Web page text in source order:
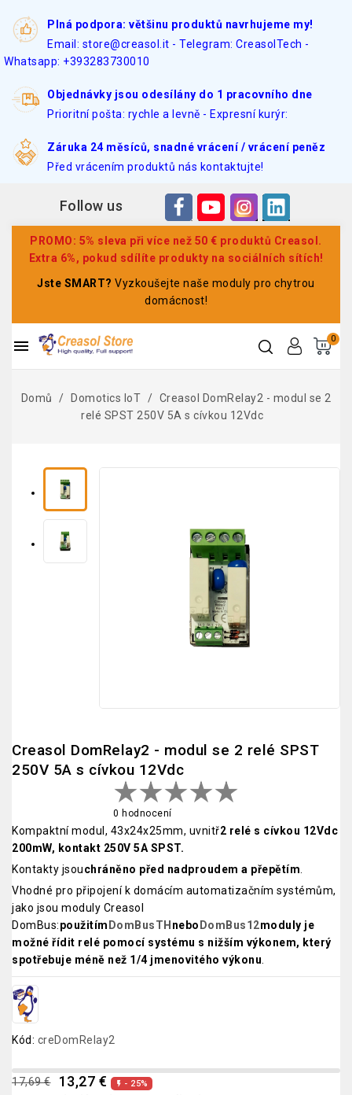
Plná podpora: většinu produktů navrhujeme my!
Email: store@creasol.it - Telegram: CreasolTech -
Whatsapp: +393283730010
Objednávky jsou odesílány do 1 pracovního dne
Prioritní pošta: rychle a levně - Expresní kurýr:
Záruka 24 měsíců, snadné vrácení / vrácení peněz
Před vrácením produktů nás kontaktujte!
Follow us
PROMO: 5% sleva při více než 50 € produktů Creasol.
Extra 6%, pokud sdílíte produkty na sociálních sítích!
Jste SMART? Vyzkoušejte naše moduly pro chytrou
domácnost!
0

Domů Domotics IoT
Creasol DomRelay2 - modul se 2
relé SPST 250V 5A s cívkou 12Vdc
Creasol DomRelay2 - modul se 2 relé SPST
250V 5A s cívkou 12Vdc
0 hodnocení
Kompaktní modul, 43x24x25mm, uvnitř2 relé s cívkou 12Vdc
200mW, kontakt 250V 5A SPST.
Kontakty jsouchráněno před nadproudem a přepětím.
Vhodné pro připojení k domácím automatizačním systémům,
jako jsou moduly Creasol
DomBus:použitím DomBusTH nebo DomBus12moduly je
možné řídit relé pomocí systému s nižším výkonem, který
spotřebuje méně než 1/4 jmenovitého výkonu.
Kód: creDomRelay2
17,69 € 13,27 €  - 25%